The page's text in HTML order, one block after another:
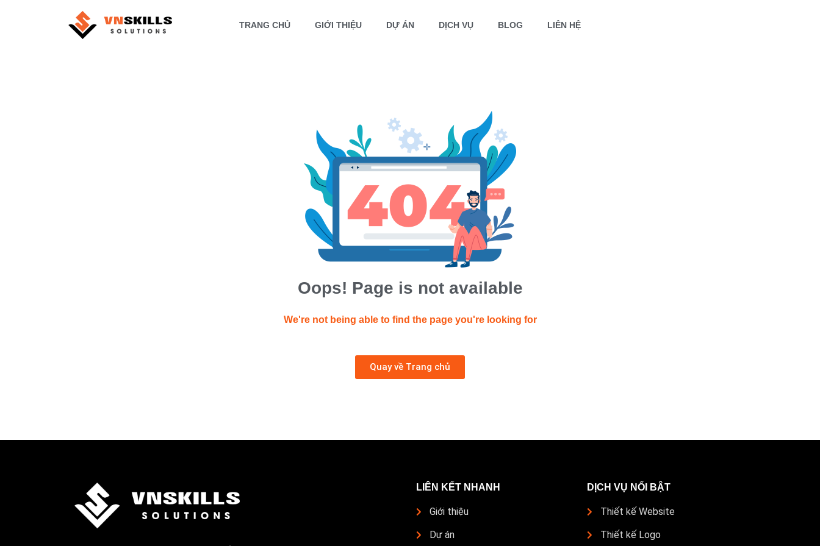
TRANG CHỦ GIỚI THIỆU DỰ ÁN DỊCH VỤ BLOG LIÊN HỆ
Oops! Page is not available
We're not being able to find the page you're looking for
Quay về Trang chủ
LIÊN KẾT NHANH
Giới thiệu
Dự án
DỊCH VỤ NỔI BẬT
Thiết kế Website
Thiết kế Logo